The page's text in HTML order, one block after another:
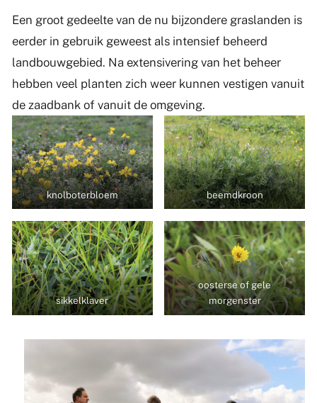
Een groot gedeelte van de nu bijzondere graslanden is
eerder in gebruik geweest als intensief beheerd
landbouwgebied. Na extensivering van het beheer
hebben veel planten zich weer kunnen vestigen vanuit
de zaadbank of vanuit de omgeving.
knolboterbloem beemdkroon
sikkelklaver
oosterse of gele
morgenster